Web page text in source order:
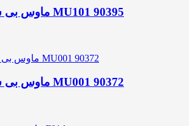
ماوس بی سیم یوگرین مدل MU101 90395
ماوس بی سیم یوگرین مدل MU001 90372